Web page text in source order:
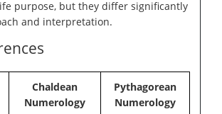
purpose, but they differ significantly
and interpretation.
Chaldean
Numerology
Pythagorean
Numerology